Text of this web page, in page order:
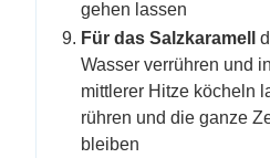
gehen lassen
Für das Salzkaramell
Wasser verrühren und
mittlerer Hitze köcheln
rühren und die ganze
bleiben